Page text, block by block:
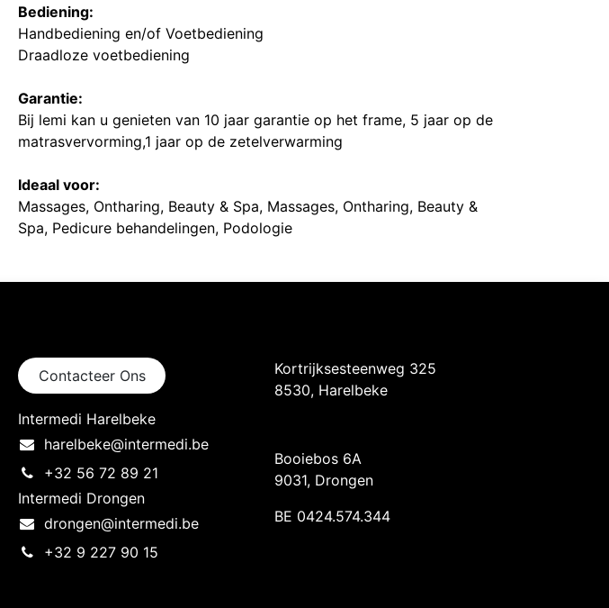
Bediening:
Handbediening en/of Voetbediening
Draadloze voetbediening
Garantie:
Bij lemi kan u genieten van 10 jaar garantie op het frame, 5 jaar op de
matrasvervorming,1 jaar op de zetelverwarming
Ideaal voor:
Massages, Ontharing, Beauty & Spa, Massages, Ontharing, Beauty &
Spa, Pedicure behandelingen, Podologie
Contacteer Ons
Intermedi Harelbeke
harelbeke@intermedi.be
+32 56 72 89 21
Intermedi Drongen
drongen@intermedi.be
+32 9 227 90 15
Kortrijksesteenweg 325
8530, Harelbeke
Booiebos 6A
9031, Drongen
BE 0424.574.344